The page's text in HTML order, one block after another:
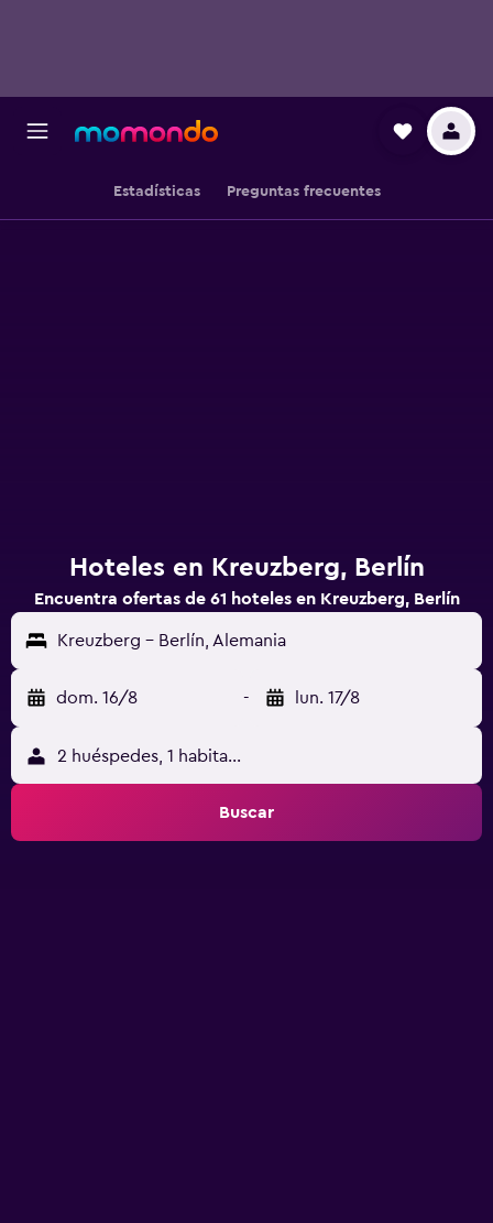
Estadísticas Preguntas frecuentes
Hoteles en Kreuzberg, Berlín
Encuentra ofertas de 61 hoteles en Kreuzberg, Berlín
Kreuzberg - Berlín, Alemania
dom. 16/8 - lun. 17/8
2 huéspedes, 1 habitación
Buscar